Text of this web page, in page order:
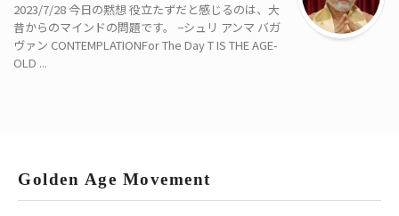
2023/7/28 今日の黙想 役立たずだと感じるのは、大
昔からのマインドの問題です。 −シュリ アンマ バガ
ヴァン CONTEMPLATIONFor The Day T IS THE AGE-
OLD ...
Golden Age Movement